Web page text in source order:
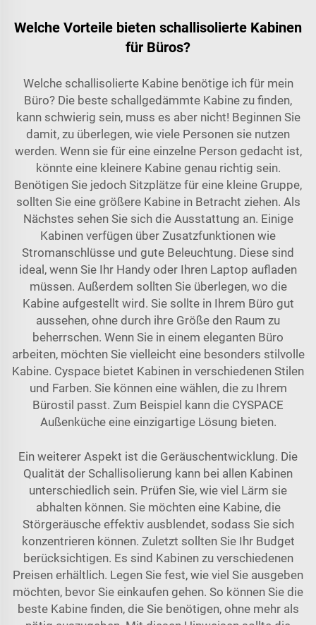
Welche Vorteile bieten schallisolierte Kabinen
für Büros?
Welche schallisolierte Kabine benötige ich für mein
Büro? Die beste schallgedämmte Kabine zu finden,
kann schwierig sein, muss es aber nicht! Beginnen Sie
damit, zu überlegen, wie viele Personen sie nutzen
werden. Wenn sie für eine einzelne Person gedacht ist,
könnte eine kleinere Kabine genau richtig sein.
Benötigen Sie jedoch Sitzplätze für eine kleine Gruppe,
sollten Sie eine größere Kabine in Betracht ziehen. Als
Nächstes sehen Sie sich die Ausstattung an. Einige
Kabinen verfügen über Zusatzfunktionen wie
Stromanschlüsse und gute Beleuchtung. Diese sind
ideal, wenn Sie Ihr Handy oder Ihren Laptop aufladen
müssen. Außerdem sollten Sie überlegen, wo die
Kabine aufgestellt wird. Sie sollte in Ihrem Büro gut
aussehen, ohne durch ihre Größe den Raum zu
beherrschen. Wenn Sie in einem eleganten Büro
arbeiten, möchten Sie vielleicht eine besonders stilvolle
Kabine. Cyspace bietet Kabinen in verschiedenen Stilen
und Farben. Sie können eine wählen, die zu Ihrem
Bürostil passt. Zum Beispiel kann die CYSPACE
Außenküche eine einzigartige Lösung bieten.
Ein weiterer Aspekt ist die Geräuschentwicklung. Die
Qualität der Schallisolierung kann bei allen Kabinen
unterschiedlich sein. Prüfen Sie, wie viel Lärm sie
abhalten können. Sie möchten eine Kabine, die
Störgeräusche effektiv ausblendet, sodass Sie sich
konzentrieren können. Zuletzt sollten Sie Ihr Budget
berücksichtigen. Es sind Kabinen zu verschiedenen
Preisen erhältlich. Legen Sie fest, wie viel Sie ausgeben
möchten, bevor Sie einkaufen gehen. So können Sie die
beste Kabine finden, die Sie benötigen, ohne mehr als